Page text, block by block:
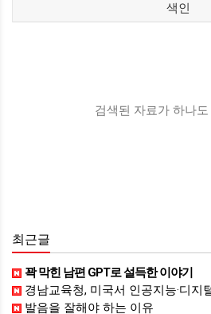
색인
검색된 자료가 하나
최근글
꽉 막힌 남편 GPT로 설득한 이야기
경남교육청, 미국서 인공지능·디지털 교육혁신 방
발음을 잘해야 하는 이유